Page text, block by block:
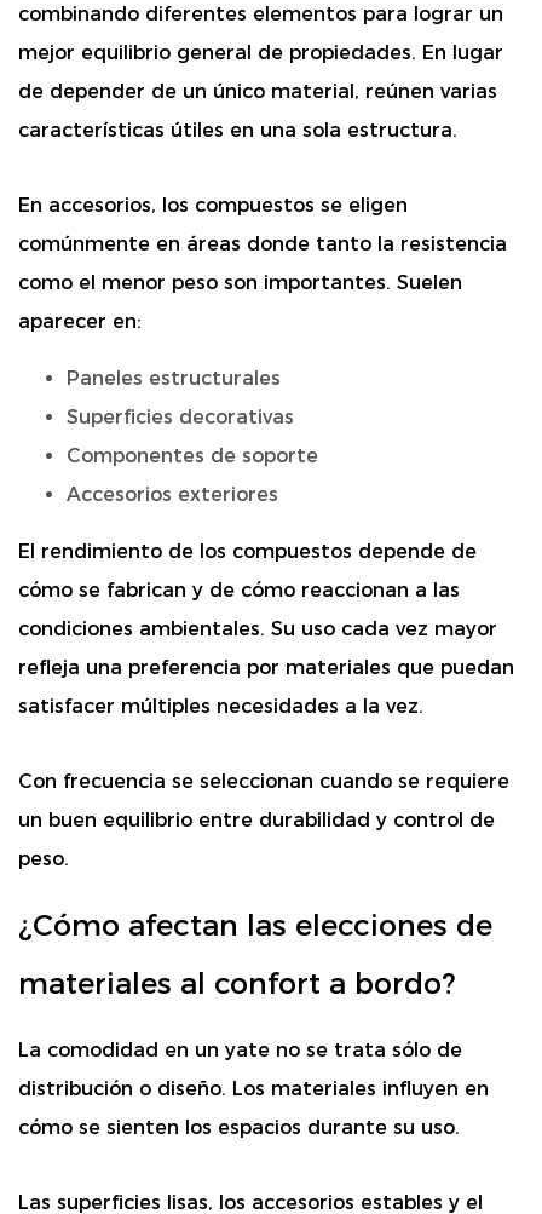
combinando diferentes elementos para lograr un
mejor equilibrio general de propiedades. En lugar
de depender de un único material, reúnen varias
características útiles en una sola estructura.
En accesorios, los compuestos se eligen
comúnmente en áreas donde tanto la resistencia
como el menor peso son importantes. Suelen
aparecer en:
Paneles estructurales
Superficies decorativas
Componentes de soporte
Accesorios exteriores
El rendimiento de los compuestos depende de
cómo se fabrican y de cómo reaccionan a las
condiciones ambientales. Su uso cada vez mayor
refleja una preferencia por materiales que puedan
satisfacer múltiples necesidades a la vez.
Con frecuencia se seleccionan cuando se requiere
un buen equilibrio entre durabilidad y control de
peso.
¿Cómo afectan las elecciones de
materiales al confort a bordo?
La comodidad en un yate no se trata sólo de
distribución o diseño. Los materiales influyen en
cómo se sienten los espacios durante su uso.
Las superficies lisas, los accesorios estables y el